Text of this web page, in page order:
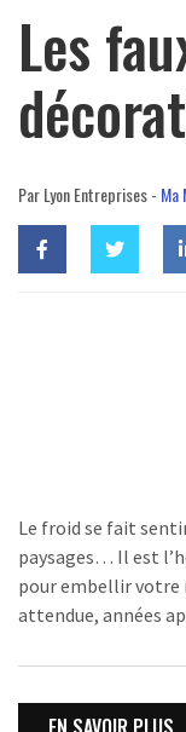
Les
Par Lyon Entreprises - Ma
Le froid se fait
paysages… Il est
pour embellir votre
attendue, années